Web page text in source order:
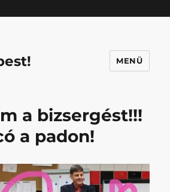
MENÜ
a bizsergést!!!
a padon!